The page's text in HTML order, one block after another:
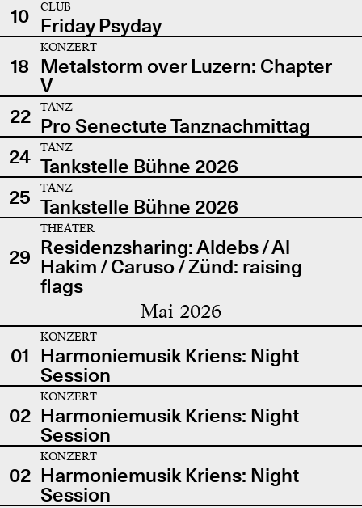
10
CLUB
Friday Psyday
18
KONZERT
Metalstorm over Luzern: Chapter
V
22
TANZ
Pro Senectute Tanznachmittag
24
TANZ
Tankstelle Bühne 2026
25
TANZ
Tankstelle Bühne 2026
29
THEATER
Residenzsharing: Aldebs / Al
Hakim / Caruso / Zünd: raising
flags
Mai 2026
01
KONZERT
Harmoniemusik Kriens: Night
Session
02
KONZERT
Harmoniemusik Kriens: Night
Session
02
KONZERT
Harmoniemusik Kriens: Night
Session